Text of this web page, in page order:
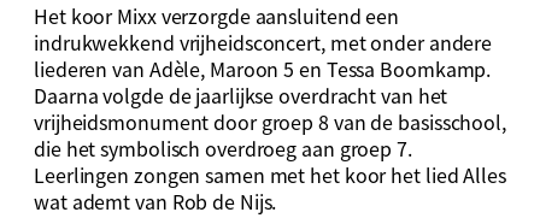
Het koor Mixx verzorgde aansluitend een
indrukwekkend vrijheidsconcert, met onder andere
liederen van Adèle, Maroon 5 en Tessa Boomkamp.
Daarna volgde de jaarlijkse overdracht van het
vrijheidsmonument door groep 8 van de basisschool,
die het symbolisch overdroeg aan groep 7.
Leerlingen zongen samen met het koor het lied Alles
wat ademt van Rob de Nijs.